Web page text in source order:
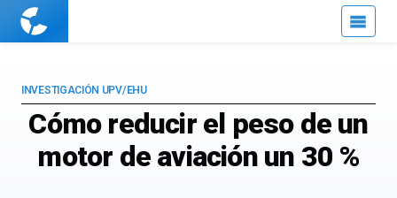
Cuaderno
Cómo reducir el peso de un
motor de aviación un 30 %
INVESTIGACIÓN UPV/EHU